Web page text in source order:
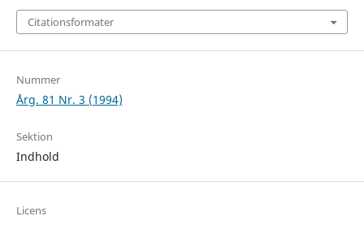
Citationsformater
Nummer
Årg. 81 Nr. 3 (1994)
Sektion
Indhold
Licens